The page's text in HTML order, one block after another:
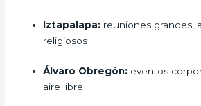
Iztapalapa: reuniones grandes,
religiosos
Álvaro Obregón: eventos
aire libre